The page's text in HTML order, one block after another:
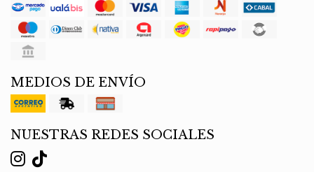
MEDIOS DE ENVÍO
NUESTRAS REDES SOCIALES